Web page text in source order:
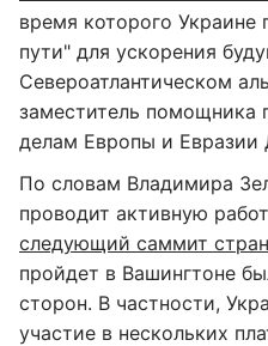
время которого
пути" для ускорения
Североатлантическом
заместитель помощника
делам Европы и Евразии
По словам Владимира
проводит активную
следующий саммит
пройдет в Вашингтоне
сторон. В частности,
участие в нескольких